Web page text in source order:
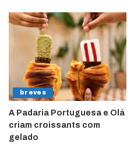
breves
A Padaria Portuguesa e Olá
criam croissants com
gelado